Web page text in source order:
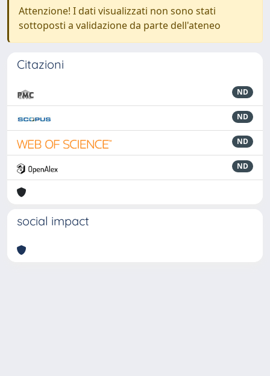
Attenzione! I dati visualizzati non sono stati
sottoposti a validazione da parte dell'ateneo
Citazioni
ND
ND
ND
ND
social impact